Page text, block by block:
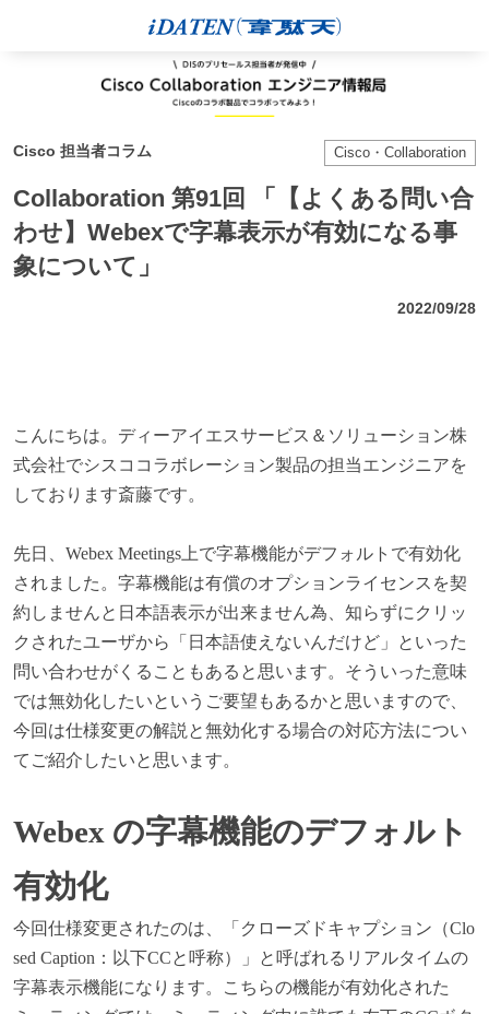
Cisco 担当者コラム Cisco・Collaboration
Collaboration 第91回 「【よくある問い合
わせ】Webexで字幕表示が有効になる事
象について」
2022/09/28
こんにちは。ディーアイエスサービス＆ソリューション株
式会社でシスココラボレーション製品の担当エンジニアを
しております斎藤です。
先日、Webex Meetings上で字幕機能がデフォルトで有効化
されました。字幕機能は有償のオプションライセンスを契
約しませんと日本語表示が出来ません為、知らずにクリッ
クされたユーザから「日本語使えないんだけど」といった
問い合わせがくることもあると思います。そういった意味
では無効化したいというご要望もあるかと思いますので、
今回は仕様変更の解説と無効化する場合の対応方法につい
てご紹介したいと思います。
Webex の字幕機能のデフォルト
有効化
今回仕様変更されたのは、「クローズドキャプション（Clo
sed Caption：以下CCと呼称）」と呼ばれるリアルタイムの
字幕表示機能になります。こちらの機能が有効化された